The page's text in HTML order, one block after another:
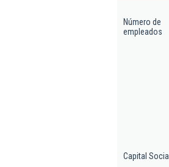
Número de
empleados
Capital Social